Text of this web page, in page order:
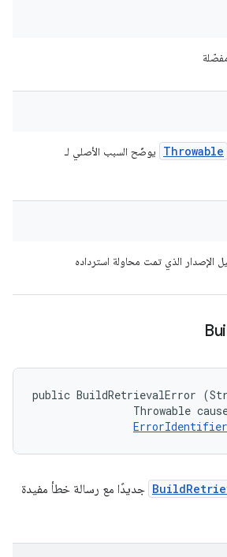
Throwable
يوضّح السبب الأصلي لـ
الإصدار الذي تمت محاولة استرداده
public BuildRetrievalError
Throwable
ErrorIdentifier
جديدًا مع رسالة خطأ مفيدة